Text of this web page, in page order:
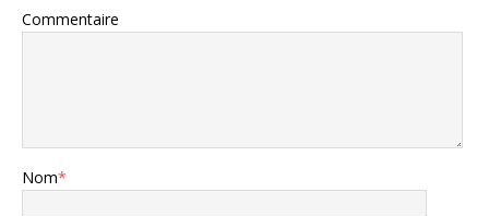
Commentaire
Nom*